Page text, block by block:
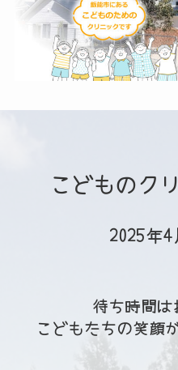
こどものク
2025年
待ち時間は
こどもたちの笑顔